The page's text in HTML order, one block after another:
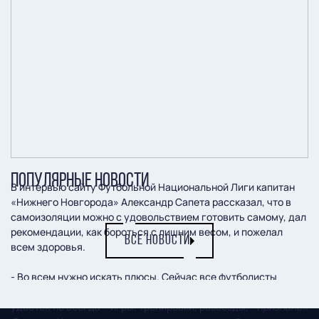
В интервью сайту Футбольной Национальной Лиги капитан
«Нижнего Новгорода» Александр Сапета рассказал, что в
самоизоляции можно с удовольствием готовить самому, дал
рекомендации, как бороться с лишним весом, и пожелал
всем здоровья.
- Во всем нужно искать плюсы. Сейчас все футболисты
удается не всегда – игры, тренировки, разъезды,- признался
ПОПУЛЯРНЫЕ НОВОСТИ
ВСЕ НОВОСТИ